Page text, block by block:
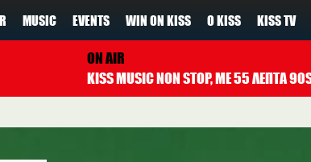
MUSIC EVENTS WIN ON KISS Ο KISS KISS TV
ON AIR